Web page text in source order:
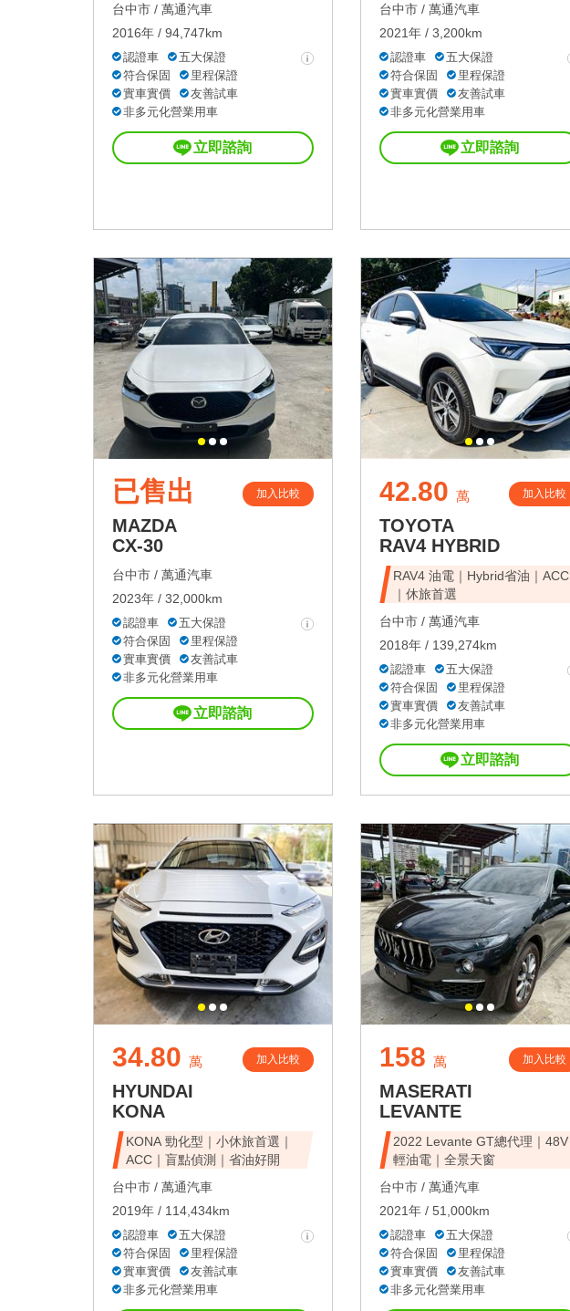
台中市 / 萬通汽車
2016年 / 94,747km
認證車
五大保證
符合保固
里程保證
實車實價
友善試車
非多元化營業用車
立即諮詢
台中市 / 萬通汽車
2021年 / 3,200km
認證車
五大保證
符合保固
里程保證
實車實價
友善試車
非多元化營業用車
立即諮詢
已售出 加入比較
MAZDA
CX-30
台中市 / 萬通汽車
2023年 / 32,000km
認證車
五大保證
符合保固
里程保證
實車實價
友善試車
非多元化營業用車
立即諮詢
42.80 萬 加入比較
TOYOTA
RAV4 HYBRID
RAV4 油電｜Hybrid省油｜ACC
｜休旅首選
台中市 / 萬通汽車
2018年 / 139,274km
認證車
五大保證
符合保固
里程保證
實車實價
友善試車
非多元化營業用車
立即諮詢
34.80 萬 加入比較
HYUNDAI
KONA
KONA 勁化型｜小休旅首選｜
ACC｜盲點偵測｜省油好開
台中市 / 萬通汽車
2019年 / 114,434km
認證車
五大保證
符合保固
里程保證
實車實價
友善試車
非多元化營業用車
158 萬 加入比較
MASERATI
LEVANTE
2022 Levante GT總代理｜48V
輕油電｜全景天窗
台中市 / 萬通汽車
2021年 / 51,000km
認證車
五大保證
符合保固
里程保證
實車實價
友善試車
非多元化營業用車